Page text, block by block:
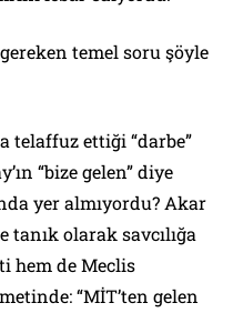
temel soru şöyle
telaffuz ettiği “darbe”
“bize gelen” diye
yer almıyordu? Akar
tanık olarak savcılığa
hem de Meclis
“MİT’ten gelen